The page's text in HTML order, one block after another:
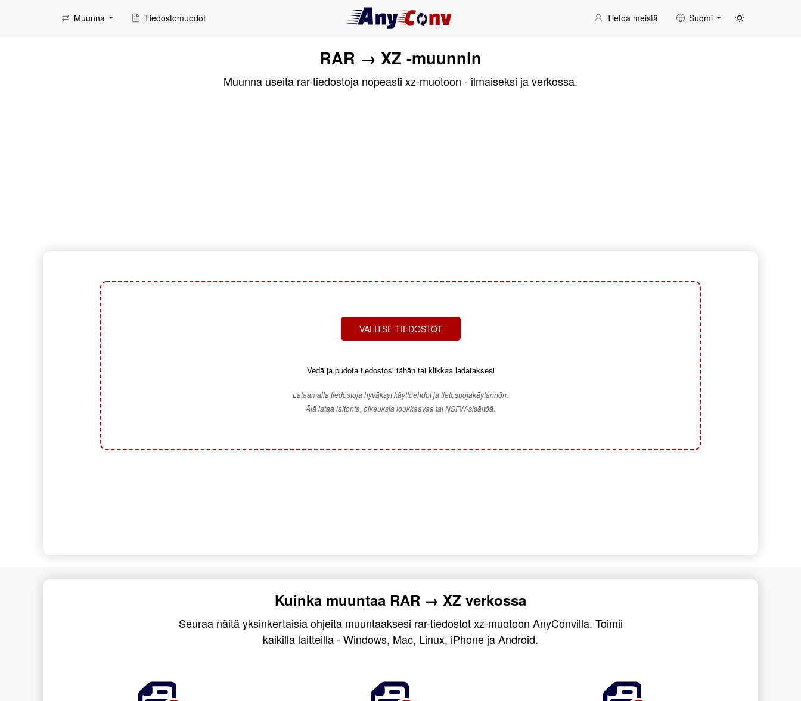
Muunna Tiedostomuodot Tietoa meistä Suomi
RAR → XZ -muunnin
Muunna useita rar-tiedostoja nopeasti xz-muotoon - ilmaiseksi ja verkossa.
VALITSE TIEDOSTOT
Vedä ja pudota tiedostosi tähän tai klikkaa ladataksesi
Lataamalla tiedostoja hyväksyt käyttöehdot ja tietosuojakäytännön.
Älä lataa laitonta, oikeuksia loukkaavaa tai NSFW-sisältöä.
Kuinka muuntaa RAR → XZ verkossa
Seuraa näitä yksinkertaisia ohjeita muuntaaksesi rar-tiedostot xz-muotoon AnyConvilla. Toimii
kaikilla laitteilla - Windows, Mac, Linux, iPhone ja Android.